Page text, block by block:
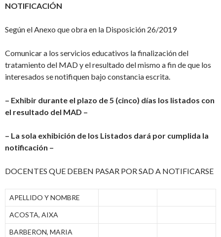
NOTIFICACIÓN
Según el Anexo que obra en la Disposición 26/2019
Comunicar a los servicios educativos la finalización del
tratamiento del MAD y el resultado del mismo a fin de que los
interesados se notifiquen bajo constancia escrita.
– Exhibir durante el plazo de 5 (cinco) días los listados con
el resultado del MAD –
– La sola exhibición de los Listados dará por cumplida la
notificación –
DOCENTES QUE DEBEN PASAR POR SAD A NOTIFICARSE
APELLIDO Y NOMBRE
ACOSTA, AIXA
BARBERON, MARIA